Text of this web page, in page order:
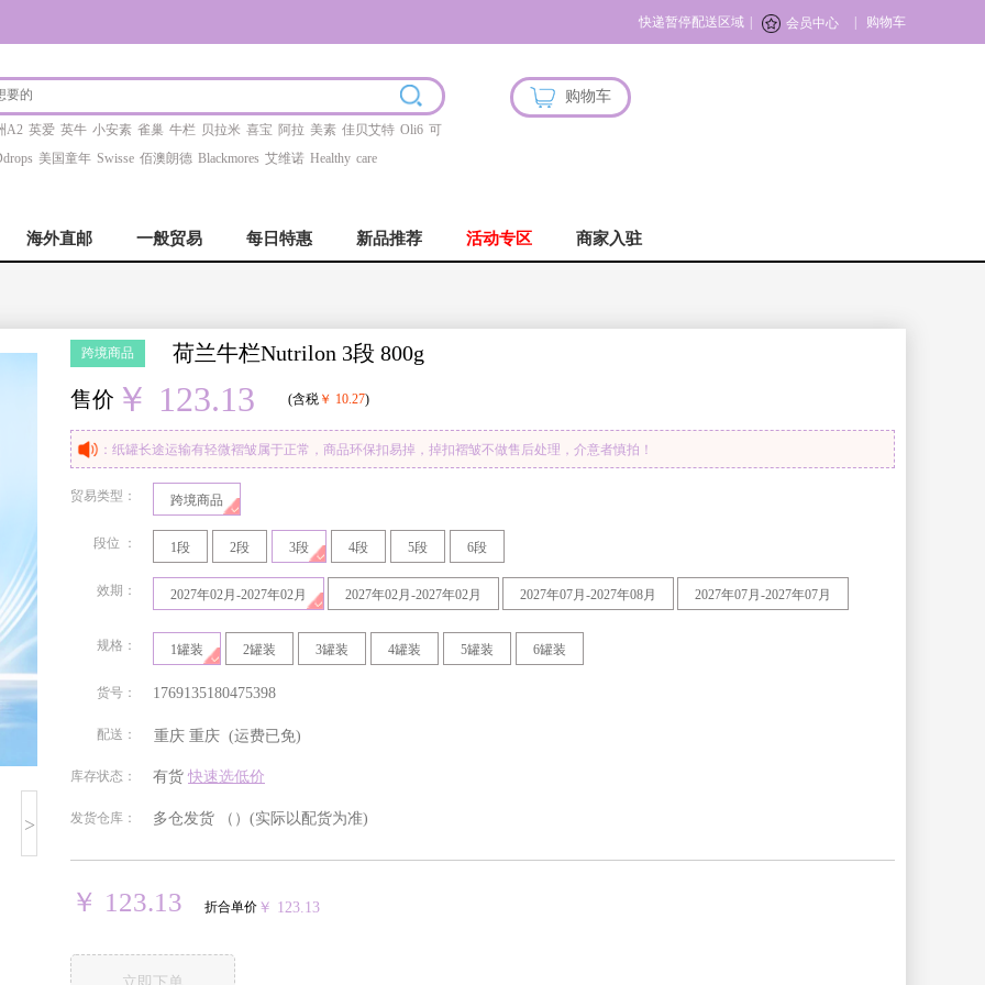
快递暂停配送区域 会员中心 购物车
A2 英爱 英牛 小安素 雀巢 牛栏 贝拉米 喜宝 阿拉 美素 佳贝艾特 Oli6 可
美国童年 Swisse 佰澳朗德 Blackmores 艾维诺 Healthy care
购物车
海外直邮 一般贸易 每日特惠 新品推荐 活动专区 商家入驻
>
跨境商品
荷兰牛栏Nutrilon 3段 800g
售价 ￥ 123.13 (含税 ￥ 10.27)
：纸罐长途运输有轻微褶皱属于正常，商品环保扣易掉，掉扣褶皱不做售后处理，介意者慎拍！
贸易类型： 跨境商品
段位 ： 1段 2段 3段 4段 5段 6段
效期： 2027年02月-2027年02月 2027年02月-2027年02月 2027年07月-2027年08月 2027年07月-2027年07月
规格： 1罐装 2罐装 3罐装 4罐装 5罐装 6罐装
货号： 1769135180475398
配送： 重庆 重庆 (运费已免)
北京 安徽
宁夏回族
自治区
库存状态： 有货 快速选低价
发货仓库： 多仓发货 （） (实际以配货为准)
￥ 123.13 折合单价 ￥ 123.13